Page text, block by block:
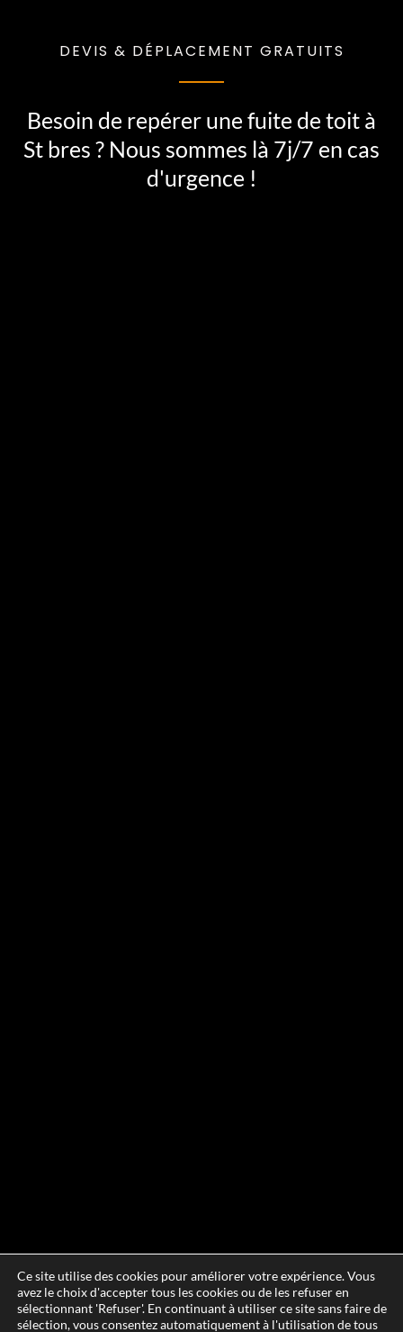
DEVIS & DÉPLACEMENT GRATUITS
Besoin de repérer une fuite de toit à
St bres ? Nous sommes là 7j/7 en cas
d'urgence !
Ce site utilise des cookies pour améliorer votre expérience. Vous
avez le choix d'accepter tous les cookies ou de les refuser en
sélectionnant 'Refuser'. En continuant à utiliser ce site sans faire de
sélection, vous consentez automatiquement à l'utilisation de tous